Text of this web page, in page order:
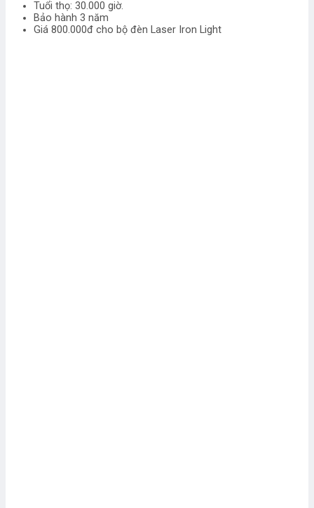
Tuổi thọ: 30.000 giờ.
Bảo hành 3 năm
Giá 800.000đ cho bộ đèn Laser Iron Light